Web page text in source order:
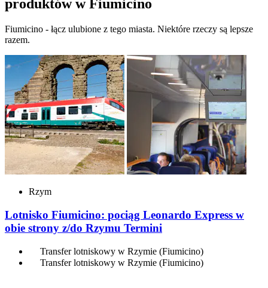
produktów w Fiumicino
Fiumicino - łącz ulubione z tego miasta. Niektóre rzeczy są lepsze
razem.
Rzym
Lotnisko Fiumicino: pociąg Leonardo Express w
obie strony z/do Rzymu Termini
Transfer lotniskowy w Rzymie (Fiumicino)
Transfer lotniskowy w Rzymie (Fiumicino)